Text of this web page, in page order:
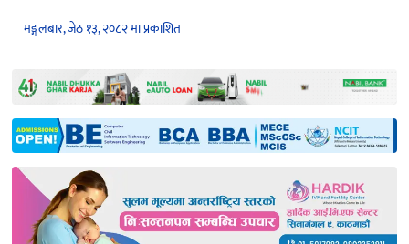
मङ्गलबार, जेठ १३, २०८२ मा प्रकाशित